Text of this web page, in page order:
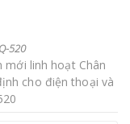
520
mới linh hoạt Chân
cho điện thoại và